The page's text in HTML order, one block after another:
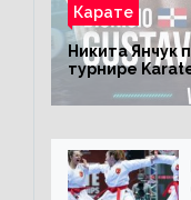
Карате
Никита Янчук
турнире